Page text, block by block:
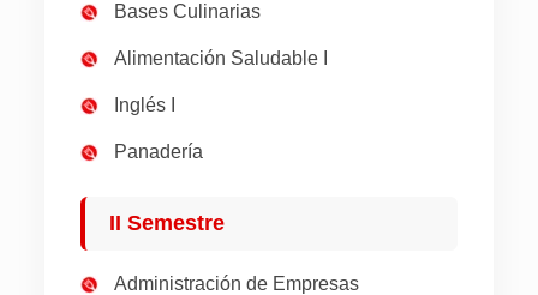
Bases Culinarias
Alimentación Saludable I
Inglés I
Panadería
II Semestre
Administración de Empresas